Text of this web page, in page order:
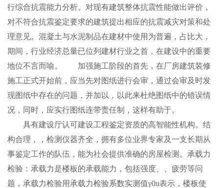
行综合抗震能力分析。对现有建筑整体抗震性能做出评价，
对不符合抗震鉴定要求的建筑提出相应的抗震减灾对策和处
理意见。混凝土与水泥制品在建材中使用为普遍，占比大，
期间，行业经济总量已位列建材行业之首，在建设中的重要
地位不言而喻。 加强施工阶段的首先，在厂房建筑装修
施工正式开始前，应当先对图纸进行会审，通过会审及时发
现图纸中存在的问题，并加以，以此来杜绝图纸中的错误情
况，同时，应实行图纸连带责任制，这样有助于。
具有建设厅认可建设工程鉴定资质的高智能性机构。结
构合理，，检测仪器齐全，拥有多位业界专家及一支长期从
事鉴定工作的队伍，能为社会提供准确的房屋检测。承载力
检验：承载力是楼板的承载能力，包括强度、、疲劳等问
题，承载力检验用承载力检验系数实测值γ0u表示，楼板使